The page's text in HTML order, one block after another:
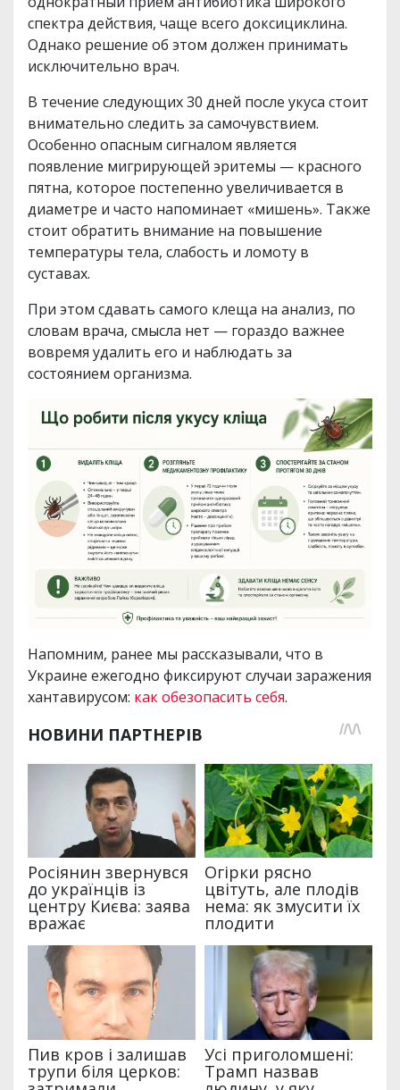
спектра действия, чаще всего доксициклина.
Однако решение об этом должен принимать
исключительно врач.
В течение следующих 30 дней после укуса стоит
внимательно следить за самочувствием.
Особенно опасным сигналом является
появление мигрирующей эритемы — красного
пятна, которое постепенно увеличивается в
диаметре и часто напоминает «мишень». Также
стоит обратить внимание на повышение
температуры тела, слабость и ломоту в
суставах.
При этом сдавать самого клеща на анализ, по
словам врача, смысла нет — гораздо важнее
вовремя удалить его и наблюдать за
состоянием организма.
Напомним, ранее мы рассказывали, что в
Украине ежегодно фиксируют случаи заражения
хантавирусом: как обезопасить себя.